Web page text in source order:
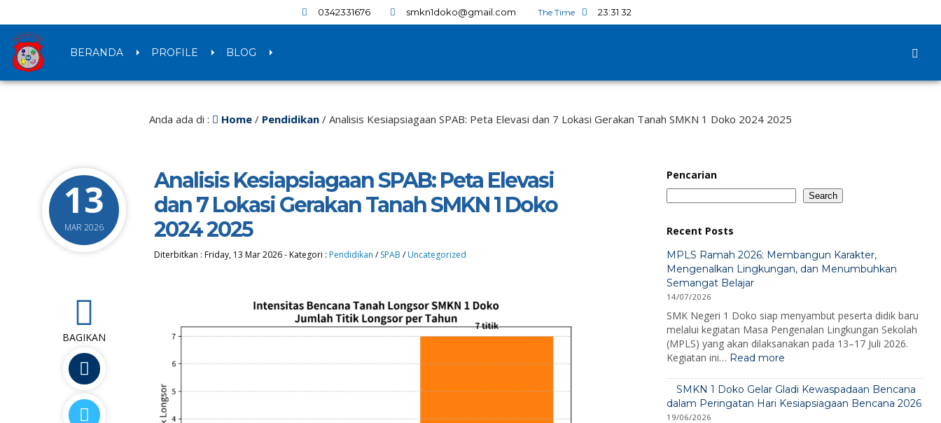
0342331676 smkn1doko@gmail.com 23:31 33
BERANDA PROFILE BLOG
Anda ada di : Home / Pendidikan / Analisis Kesiapsiagaan SPAB: Peta Elevasi dan 7 Lokasi Gerakan Tanah SMKN 1 Doko 2024 2025
13
MAR 2026
Analisis Kesiapsiagaan SPAB: Peta Elevasi
dan 7 Lokasi Gerakan Tanah SMKN 1 Doko
2024 2025
Diterbitkan : Friday, 13 Mar 2026-Kategori : Pendidikan /SPAB /Uncategorized
BAGIKAN
Pencarian
Search
Recent Posts
MPLS Ramah 2026: Membangun Karakter,
Mengenalkan Lingkungan, dan Menumbuhkan
Semangat Belajar
14/07/2026
SMK Negeri 1 Doko siap menyambut peserta didik baru
melalui kegiatan Masa Pengenalan Lingkungan Sekolah
(MPLS) yang akan dilaksanakan pada 13–17 Juli 2026.
Kegiatan ini… Read more:
Ramah
2026:
Membangun
SMKN 1 Doko Gelar Gladi Kewaspadaan Bencana
dalam Peringatan Hari Kesiapsiagaan Bencana 2026
19/06/2026